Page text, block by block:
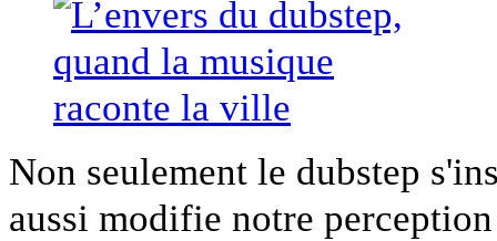
Non seulement le dubstep
aussi modifie notre